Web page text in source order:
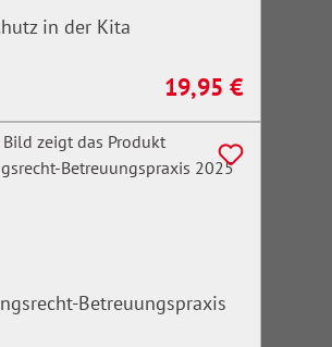
in der Kita
Regulärer Preis:
19,95 €
Betreuungspraxis